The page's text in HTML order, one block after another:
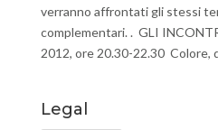
verranno affrontati gli stessi
complementari. . GLI
2012, ore 20.30-22.30 Colore,
Legal